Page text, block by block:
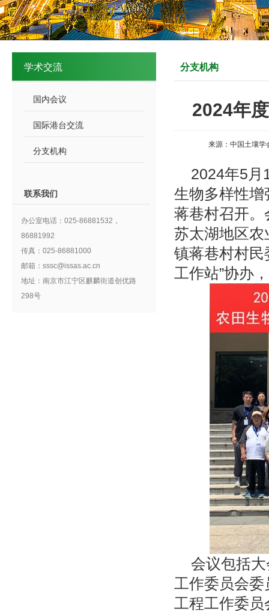
学术交流
国内会议
国际港台交流
分支机构
联系我们
办公室电话：025-86881532，
86881992
传真：025-86881000
邮箱：sssc@issas.ac.cn
地址：南京市江宁区麒麟街道创优路
298号
分支机构
2024年
来源：中国土壤
2024年5月
生物多样性增
蒋巷村召开
苏太湖地区
镇蒋巷村村民
工作站”协办
会议包括
工作委员会
工程工作委